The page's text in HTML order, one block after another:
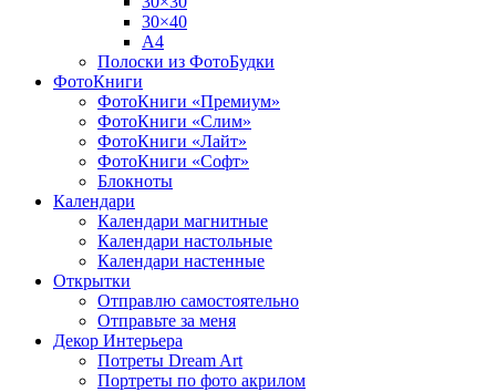
30×40
A4
Полоски из ФотоБудки
ФотоКниги
ФотоКниги «Премиум»
ФотоКниги «Слим»
ФотоКниги «Лайт»
ФотоКниги «Софт»
Блокноты
Календари
Календари магнитные
Календари настольные
Календари настенные
Открытки
Отправлю самостоятельно
Отправьте за меня
Декор Интерьера
Потреты Dream Art
Портреты по фото акрилом